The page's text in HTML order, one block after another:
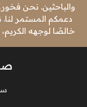
والباحثين. نحن
دعمكم المستمر لنا.
خالصًا لوجهه